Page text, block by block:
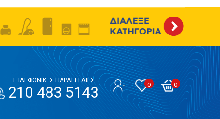
0
0
ΤΗΛΕΦΩΝΙΚΕΣ ΠΑΡΑΓΓΕΛΙΕΣ
210 483 5143